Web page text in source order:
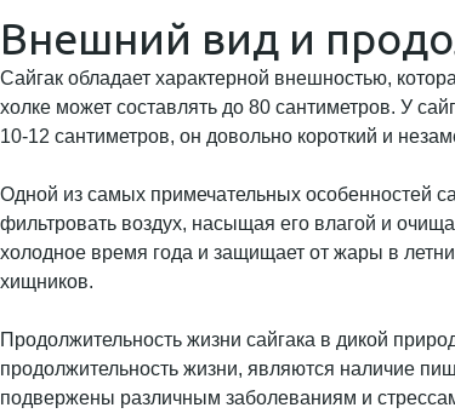
Внешний вид и
Сайгак обладает характерной внешностью,
холке может составлять до 80 сантиметров. У
10-12 сантиметров, он довольно короткий и
Одной из самых примечательных особенностей
фильтровать воздух, насыщая его влагой и
холодное время года и защищает от жары в
хищников.
Продолжительность жизни сайгака в дикой
продолжительность жизни, являются наличие
подвержены различным заболеваниям и